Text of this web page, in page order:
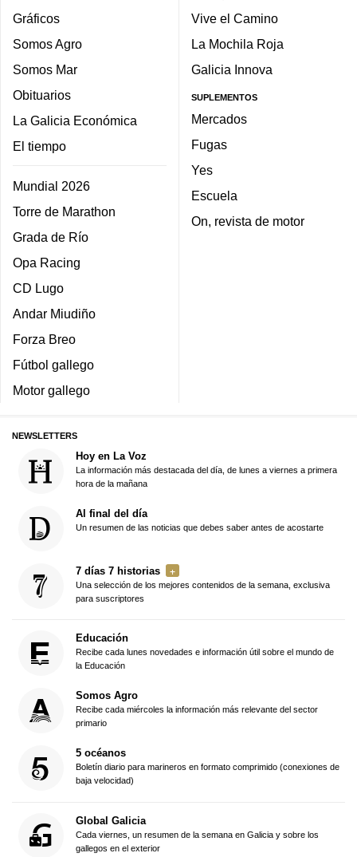
Gráficos
Somos Agro
Somos Mar
Obituarios
La Galicia Económica
El tiempo
Mundial 2026
Torre de Marathon
Grada de Río
Opa Racing
CD Lugo
Andar Miudiño
Forza Breo
Fútbol gallego
Motor gallego
Vive el Camino
La Mochila Roja
Galicia Innova
SUPLEMENTOS
Mercados
Fugas
Yes
Escuela
On, revista de motor
NEWSLETTERS
Hoy en La Voz
La información más destacada del día, de lunes a viernes a primera
hora de la mañana
Al final del día
Un resumen de las noticias que debes saber antes de acostarte
7 días 7 historias
Una selección de los mejores contenidos de la semana, exclusiva
para suscriptores
Educación
Recibe cada lunes novedades e información útil sobre el mundo de
la Educación
Somos Agro
Recibe cada miércoles la información más relevante del sector
primario
5 océanos
Boletín diario para marineros en formato comprimido (conexiones de
baja velocidad)
Global Galicia
Cada viernes, un resumen de la semana en Galicia y sobre los
gallegos en el exterior